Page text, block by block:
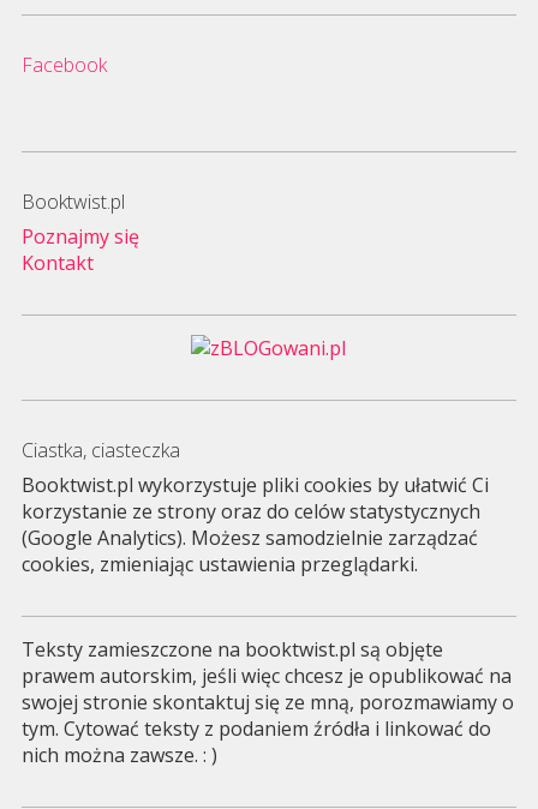
Facebook
Booktwist.pl
Poznajmy się
Kontakt
Ciastka, ciasteczka
Booktwist.pl wykorzystuje pliki cookies by ułatwić Ci
korzystanie ze strony oraz do celów statystycznych
(Google Analytics). Możesz samodzielnie zarządzać
cookies, zmieniając ustawienia przeglądarki.
Teksty zamieszczone na booktwist.pl są objęte
prawem autorskim, jeśli więc chcesz je opublikować na
swojej stronie skontaktuj się ze mną, porozmawiamy o
tym. Cytować teksty z podaniem źródła i linkować do
nich można zawsze. : )